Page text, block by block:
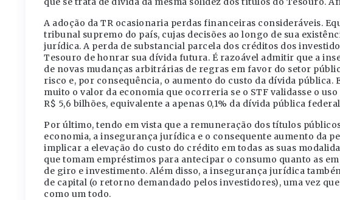
A adoção da TR ocasionaria perdas financeiras consideráveis.
tribunal supremo do país, cujas decisões ao longo de sua
jurídica. A perda de substancial parcela dos créditos dos
Tesouro de honrar sua dívida futura. É razoável admitir que a
de novas mudanças arbitrárias de regras em favor do setor
risco e, por consequência, o aumento do custo da dívida pública.
muito o valor da economia que ocorreria se o STF validasse o
R$ 5,6 bilhões, equivalente a apenas 0,1% da dívida pública
Por último, tendo em vista que a remuneração dos títulos
economia, a insegurança jurídica e o consequente aumento da
implicar a elevação do custo do crédito em todas as suas
que tomam empréstimos para antecipar o consumo quanto as
de giro e investimento. Além disso, a insegurança jurídica
de capital (o retorno demandado pelos investidores), uma vez
como um todo.